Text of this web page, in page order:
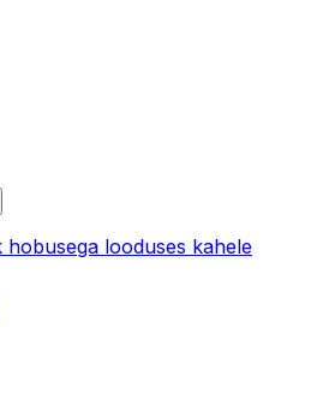
hobusega looduses kahele